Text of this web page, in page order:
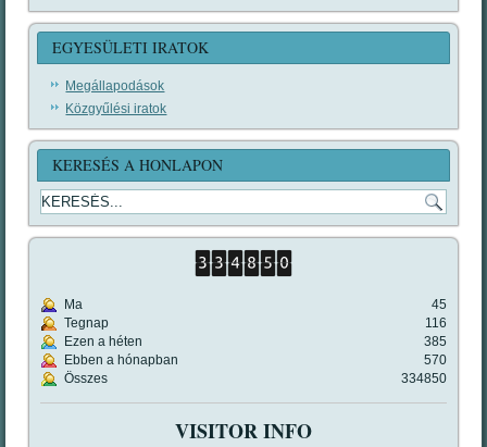
EGYESÜLETI IRATOK
Megállapodások
Közgyűlési iratok
KERESÉS A HONLAPON
Ma
45
Tegnap
116
Ezen a héten
385
Ebben a hónapban
570
Összes
334850
VISITOR INFO